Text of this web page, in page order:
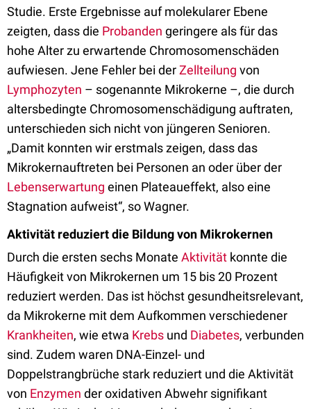
Studie. Erste Ergebnisse auf molekularer Ebene
zeigten, dass die Probanden geringere als für das
hohe Alter zu erwartende Chromosomenschäden
aufwiesen. Jene Fehler bei derZellteilung von
Lymphozyten – sogenannte Mikrokerne –, die durch
altersbedingte Chromosomenschädigung auftraten,
unterschieden sich nicht von jüngeren Senioren.
„Damit konnten wir erstmals zeigen, dass das
Mikrokernauftreten bei Personen an oder über der
Lebenserwartung einen Plateaueffekt, also eine
Stagnation aufweist“, so Wagner.
Aktivität reduziert die Bildung von Mikrokernen
Durch die ersten sechs Monate Aktivität konnte die
Häufigkeit von Mikrokernen um 15 bis 20 Prozent
reduziert werden. Das ist höchst gesundheitsrelevant,
da Mikrokerne mit dem Aufkommen verschiedener
Krankheiten, wie etwa Krebs und Diabetes, verbunden
sind. Zudem waren DNA-Einzel- und
Doppelstrangbrüche stark reduziert und die Aktivität
von Enzymen der oxidativen Abwehr signifikant